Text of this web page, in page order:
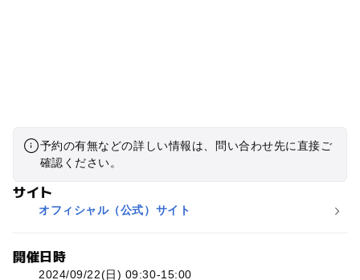
予約の有無などの詳しい情報は、問い合わせ先に直接ご
確認ください。
サイト
オフィシャル（公式）サイト
開催日時
2024/09/22(日) 09:30-15:00